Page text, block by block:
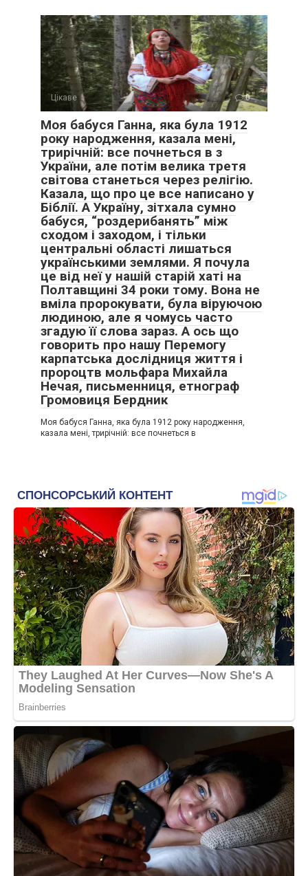
Цікаве 0
Моя бабуся Ганна, яка була 1912
року народження, казала мені,
трирічній: все почнеться в з
України, але потім велика третя
світова станеться через релігію.
Казала, що про це все написано у
Біблії. А Україну, зітхала сумно
бабуся, “роздерибанять” між
сходом і заходом, і тільки
центральні області лишаться
українськими землями. Я почула
це від неї у нашій старій хаті на
Полтавщині 34 роки тому. Вона не
вміла пророкувати, була віруючою
людиною, але я чомусь часто
згадую її слова зараз. А ось що
говорить про нашу Перемогу
карпатська дослідниця життя і
пророцтв мольфара Михайла
Нечая, письменниця, етнограф
Громовиця Бердник
Моя бабуся Ганна, яка була 1912 року народження,
казала мені, трирічній: все почнеться в